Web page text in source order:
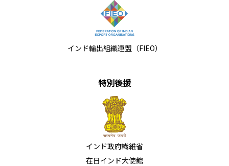
インド輸出組織連盟（FIEO）
特別後援
インド政府繊維省
在日インド大使館